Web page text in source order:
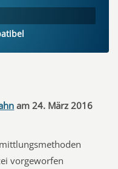
am 24. März 2016
vorgeworfen